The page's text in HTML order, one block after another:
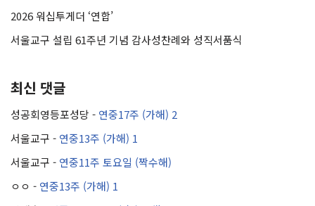
2026 워십투게더 ‘연합’
서울교구 설립 61주년 기념 감사성찬례와 성직서품식
최신 댓글
성공회영등포성당 - 연중17주 (가해) 2
서울교구 - 연중13주 (가해) 1
서울교구 - 연중11주 토요일 (짝수해)
ㅇㅇ - 연중13주 (가해) 1